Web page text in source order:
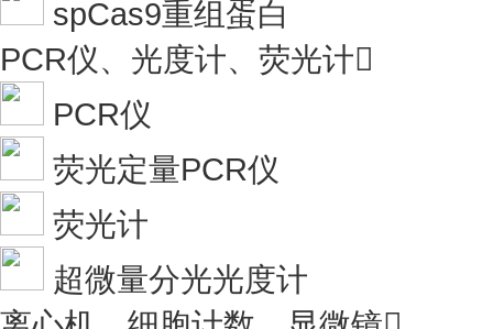
spCas9重组蛋白
PCR仪、光度计、荧光计
PCR仪
荧光定量PCR仪
荧光计
超微量分光光度计